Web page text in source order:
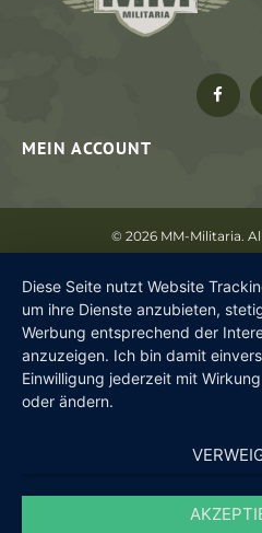
MEIN ACCOUNT
© 2026 MM-Militaria.
Diese Seite nutzt Website
um ihre Dienste anzubieten,
Werbung entsprechend der
anzuzeigen. Ich bin damit
Einwilligung jederzeit mit
oder ändern.